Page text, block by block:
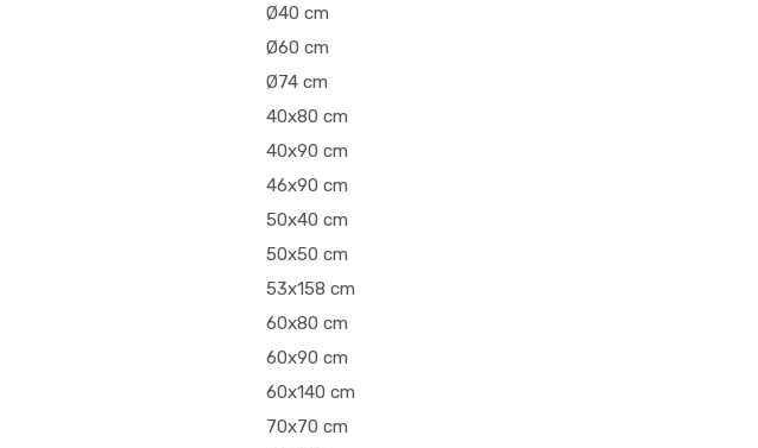
Ø40 cm
Ø60 cm
Ø74 cm
40x80 cm
40x90 cm
46x90 cm
50x40 cm
50x50 cm
53x158 cm
60x80 cm
60x90 cm
60x140 cm
70x70 cm